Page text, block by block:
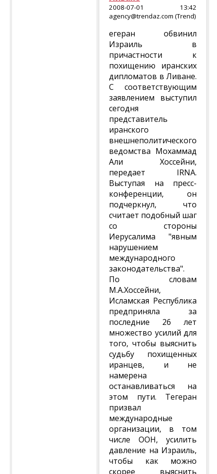
2008-07-01 13:42
agency@trendaz.com (Trend)
егеран обвинил
Израиль в
причастности к
похищению иранских
дипломатов в Ливане.
С соответствующим
заявлением выступил
сегодня
представитель
иранского
внешнеполитического
ведомства Мохаммад
Али Хоссейни,
передает IRNA.
Выступая на пресс-
конференции, он
подчеркнул, что
считает подобный шаг
со стороны
Иерусалима "явным
нарушением
международного
законодательства".
По словам
М.А.Хоссейни,
Исламская Республика
предприняла за
последние 26 лет
множество усилий для
того, чтобы выяснить
судьбу похищенных
иранцев, и не
намерена
останавливаться на
этом пути. Тегеран
призвал
международные
организации, в том
числе ООН, усилить
давление на Израиль,
чтобы как можно
скорее выяснить